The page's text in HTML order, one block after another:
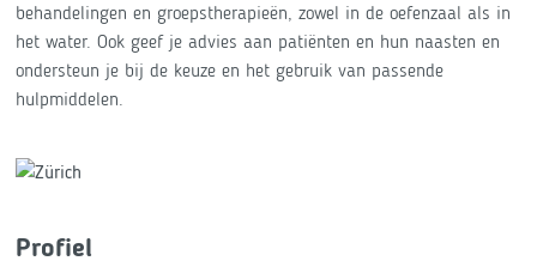
behandelingen en groepstherapieën, zowel in de oefenzaal als in
het water. Ook geef je advies aan patiënten en hun naasten en
ondersteun je bij de keuze en het gebruik van passende
hulpmiddelen.
Profiel